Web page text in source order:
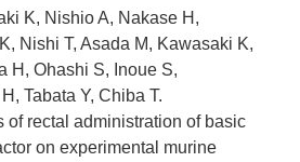
K, Nishio A, Nakase H,
Nishi T, Asada M, Kawasaki K,
H, Ohashi S, Inoue S,
Tabata Y, Chiba T.
of rectal administration of basic
on experimental murine